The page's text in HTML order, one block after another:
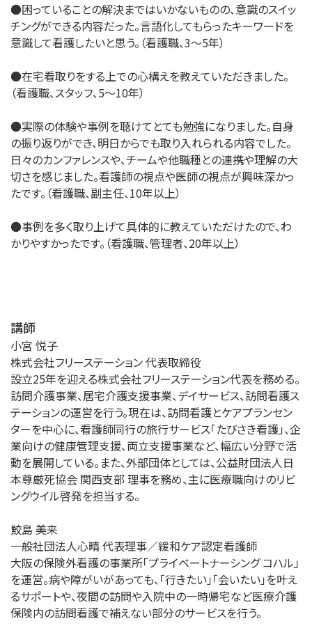
●困っていることの解決まではいかないものの、意識のスイッ
チングができる内容だった。言語化してもらったキーワードを
意識して看護したいと思う。（看護職、3～5年）
●在宅看取りをする上での心構えを教えていただきました。
（看護職、スタッフ、5～10年）
●実際の体験や事例を聴けてとても勉強になりました。自身
の振り返りができ、明日からでも取り入れられる内容でした。
日々のカンファレンスや、チームや他職種との連携や理解の大
切さを感じました。看護師の視点や医師の視点が興味深かっ
たです。（看護職、副主任、10年以上）
●事例を多く取り上げて具体的に教えていただけたので、わ
かりやすかったです。（看護職、管理者、20年以上）
講師
小宮 悦子
株式会社フリーステーション 代表取締役
設立25年を迎える株式会社フリーステーション代表を務める。
訪問介護事業、居宅介護支援事業、デイサービス、訪問看護ス
テーションの運営を行う。現在は、訪問看護とケアプランセン
ターを中心に、看護師同行の旅行サービス「たびさき看護」、企
業向けの健康管理支援、両立支援事業など、幅広い分野で活
動を展開している。また、外部団体としては、公益財団法人日
本尊厳死協会 関西支部 理事を務め、主に医療職向けのリビ
ングウイル啓発を担当する。
鮫島 美来
一般社団法人心晴 代表理事／緩和ケア認定看護師
大阪の保険外看護の事業所「プライベートナーシング コハル」
を運営。病や障がいがあっても、「行きたい」「会いたい」を叶え
るサポートや、夜間の訪問や入院中の一時帰宅など医療介護
保険内の訪問看護で補えない部分のサービスを行う。